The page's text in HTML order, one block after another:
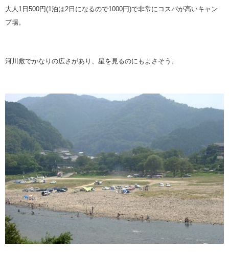
大人1日500円(1泊は2日になるので1000円)で非常にコスパが高いキャン
プ場。
河川敷でかなりの広さがあり、星を見るのにもよさそう。